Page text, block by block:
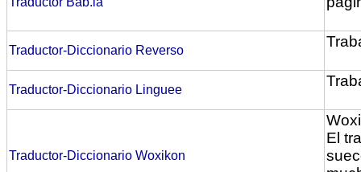
Traductor-Diccionario Reverso
Traductor-Diccionario Linguee
Traductor-Diccionario Woxikon
El